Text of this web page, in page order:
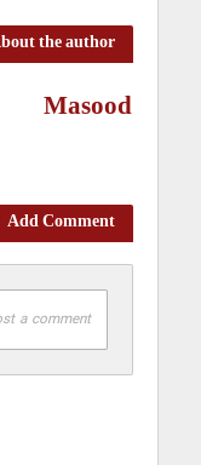
the author
Masood
Add Comment
a comment